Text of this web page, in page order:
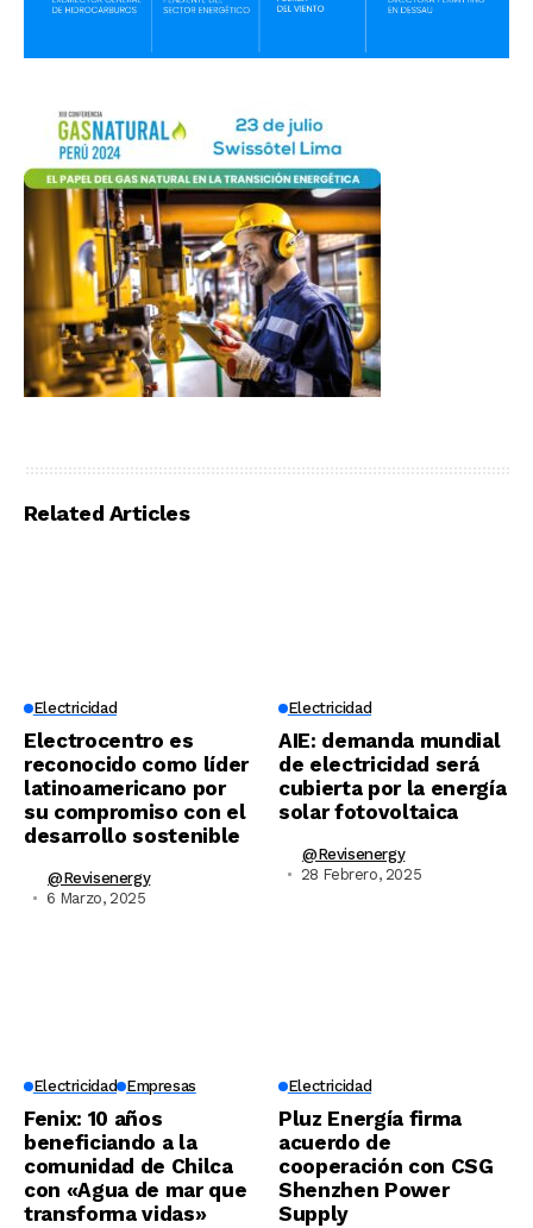
Related Articles
Electricidad
Electrocentro es
reconocido como líder
latinoamericano por
su compromiso con el
desarrollo sostenible
@revisenergy
6 Marzo, 2025
Electricidad
AIE: demanda mundial
de electricidad será
cubierta por la energía
solar fotovoltaica
@revisenergy
28 Febrero, 2025
Electricidad Empresas
Fenix: 10 años
beneficiando a la
comunidad de Chilca
con «Agua de mar que
transforma vidas»
Electricidad
Pluz Energía firma
acuerdo de
cooperación con CSG
Shenzhen Power
Supply